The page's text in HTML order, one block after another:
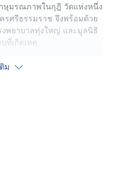
ษุมรณภาพในกุฎิ วัดแห่งหนึ่ง
รศรีธรรมราช จึงพร้อมด้วย
งพยาบาลทุ่งใหญ่ และมูลนิธิ
ที่เกิดเหตุ
ศพพระภิกษุสงฆ์ ทราบชื่อ
ม